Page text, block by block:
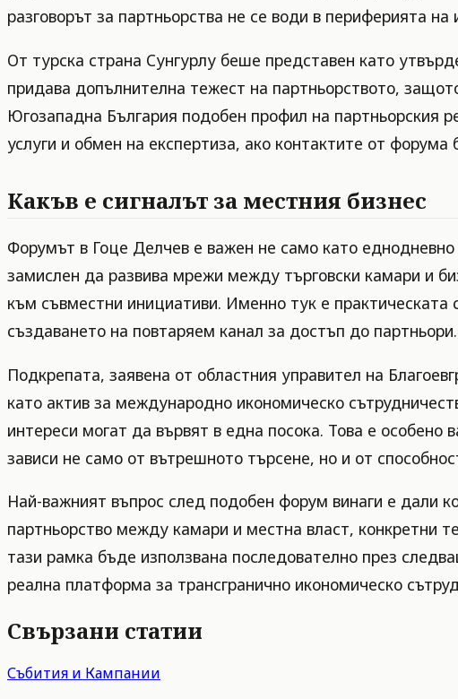
разговорът за партньорства не се води в периферията
От турска страна Сунгурлу беше представен като
придава допълнителна тежест на партньорството,
Югозападна България подобен профил на партньорския
услуги и обмен на експертиза, ако контактите от
Какъв е сигналът за местния бизнес
Форумът в Гоце Делчев е важен не само като
замислен да развива мрежи между търговски камари и
към съвместни инициативи. Именно тук е
създаването на повтаряем канал за достъп до партньори.
Подкрепата, заявена от областния управител на
като актив за международно икономическо
интереси могат да вървят в една посока. Това е
зависи не само от вътрешното търсене, но и от
Най-важният въпрос след подобен форум винаги е дали
партньорство между камари и местна власт, конкретни
тази рамка бъде използвана последователно през
реална платформа за трансгранично икономическо
Свързани статии
Събития и Кампании